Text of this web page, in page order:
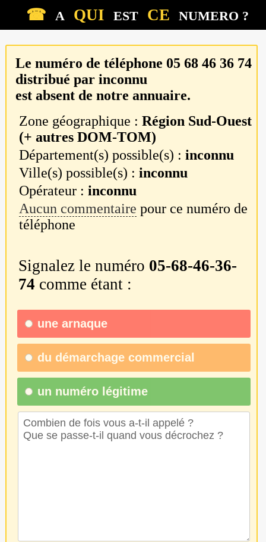
☎ A QUI EST CE NUMERO ?
Le numéro de téléphone 05 68 46 36 74
distribué par inconnu
est absent de notre annuaire.
Zone géographique :Région Sud-Ouest
(+ autres DOM-TOM)
Département(s) possible(s) :inconnu
Ville(s) possible(s) :inconnu
Opérateur :inconnu
Aucun commentaire pour ce numéro de
téléphone
Signalez le numéro 05-68-46-36-
74 comme étant :
une arnaque
du démarchage commercial
un numéro légitime